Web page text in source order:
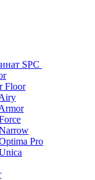
SPC
Floor
Pro